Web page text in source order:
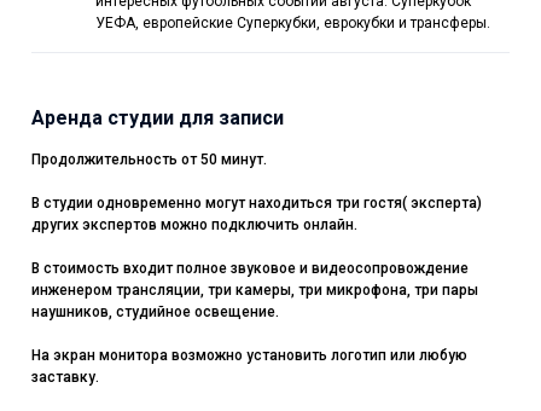
УЕФА, европейские Суперкубки, еврокубки и трансферы.
Аренда студии для записи
Продолжительность от 50 минут.
В студии одновременно могут находиться три гостя( эксперта)
других экспертов можно подключить онлайн.
В стоимость входит полное звуковое и видеосопровождение
инженером трансляции, три камеры, три микрофона, три пары
наушников, студийное освещение.
На экран монитора возможно установить логотип или любую
заставку.